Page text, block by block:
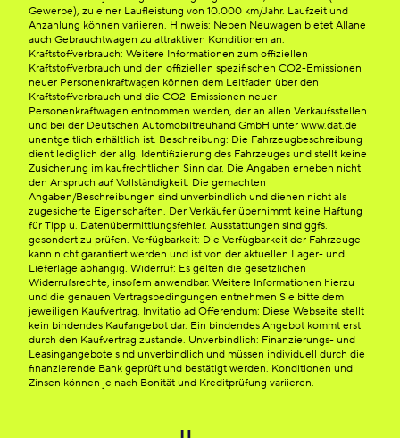
Gewerbe), zu einer Laufleistung von 10.000 km/Jahr. Laufzeit und
Anzahlung können variieren. Hinweis: Neben Neuwagen bietet Allane
auch Gebrauchtwagen zu attraktiven Konditionen an.
Kraftstoffverbrauch: Weitere Informationen zum offiziellen
Kraftstoffverbrauch und den offiziellen spezifischen CO2-Emissionen
neuer Personenkraftwagen können dem Leitfaden über den
Kraftstoffverbrauch und die CO2-Emissionen neuer
Personenkraftwagen entnommen werden, der an allen Verkaufsstellen
und bei der Deutschen Automobiltreuhand GmbH unter www.dat.de
unentgeltlich erhältlich ist. Beschreibung: Die Fahrzeugbeschreibung
dient lediglich der allg. Identifizierung des Fahrzeuges und stellt keine
Zusicherung im kaufrechtlichen Sinn dar. Die Angaben erheben nicht
den Anspruch auf Vollständigkeit. Die gemachten
Angaben/Beschreibungen sind unverbindlich und dienen nicht als
zugesicherte Eigenschaften. Der Verkäufer übernimmt keine Haftung
für Tipp u. Datenübermittlungsfehler. Ausstattungen sind ggfs.
gesondert zu prüfen. Verfügbarkeit: Die Verfügbarkeit der Fahrzeuge
kann nicht garantiert werden und ist von der aktuellen Lager- und
Lieferlage abhängig. Widerruf: Es gelten die gesetzlichen
Widerrufsrechte, insofern anwendbar. Weitere Informationen hierzu
und die genauen Vertragsbedingungen entnehmen Sie bitte dem
jeweiligen Kaufvertrag. Invitatio ad Offerendum: Diese Webseite stellt
kein bindendes Kaufangebot dar. Ein bindendes Angebot kommt erst
durch den Kaufvertrag zustande. Unverbindlich: Finanzierungs- und
Leasingangebote sind unverbindlich und müssen individuell durch die
finanzierende Bank geprüft und bestätigt werden. Konditionen und
Zinsen können je nach Bonität und Kreditprüfung variieren.